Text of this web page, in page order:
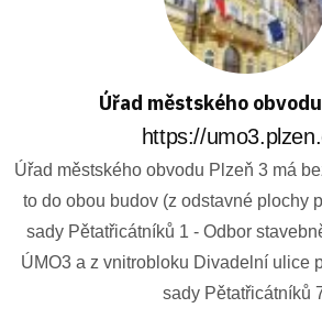
Úřad městského
https://
Úřad městského obvodu Plzeň 3 má
to do obou budov (z odstavné plochy
sady Pětatřicátníků 1 - Odbor
ÚMO3 a z vnitrobloku Divadelní ulice
sady Pětatřicátníků